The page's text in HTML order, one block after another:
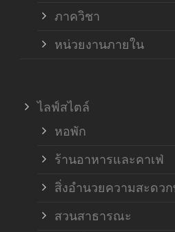
ภาควิชา
หน่วยงานภายใน
ไลฟ์สไตล์
หอพัก
ร้านอาหารและคาเฟ่
สิ่งอำนวยความสะดว
สวนสาธารณะ